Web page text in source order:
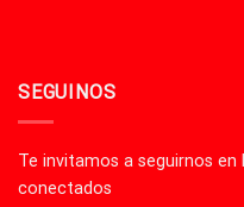
SEGUINOS
Te invitamos a seguirnos
conectados